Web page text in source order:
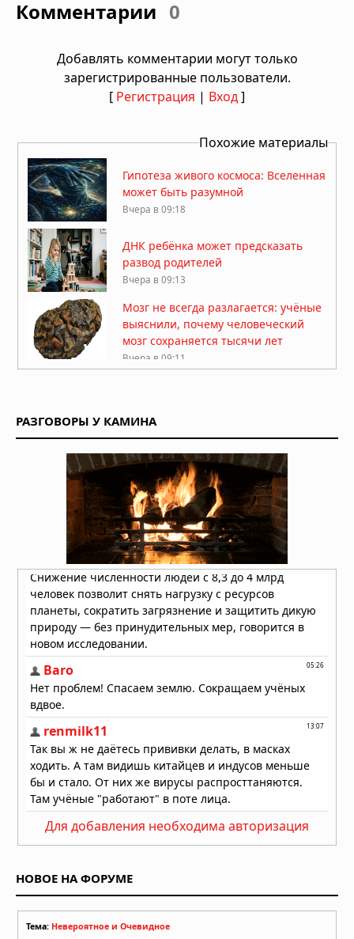
Комментарии 0
Добавлять комментарии могут только
зарегистрированные пользователи.
[ Регистрация | Вход]
Похожие материалы
Гипотеза живого космоса: Вселенная
может быть разумной
Вчера в 09:18
ДНК ребёнка может предсказать
развод родителей
Вчера в 09:13
Мозг не всегда разлагается: учёные
выяснили, почему человеческий
мозг сохраняется тысячи лет
Вчера в 09:11
Вчера в 09:06
Магнитное поле Земли
контролирует ваш разум и решения
Вчера в 08:24
Секрет мотивации раскрыт: в мозге
есть особые клетки
Вчера в 08:11
Неандертальцы исчезли из-за
слабых социальных связей,
выяснили учёные
Вчера в 08:08
супер-Эль-Ниньо, заявил учёный
На Таманском полуострове найдены
останки древних слонов — предков
мамонтов
05.08.2026 в 09:00
Учёные предложили сократить
население Земли до 4 миллиардов к
2200 году
РАЗГОВОРЫ У КАМИНА
Для добавления необходима авторизация
НОВОЕ НА ФОРУМЕ
Тема: Невероятное и Очевидное